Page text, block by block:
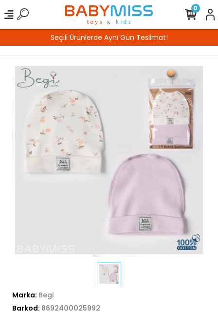
Seçili Ürünlerde Aynı Gün Teslimat!
0
Marka: Begi
Barkod: 8692400025992